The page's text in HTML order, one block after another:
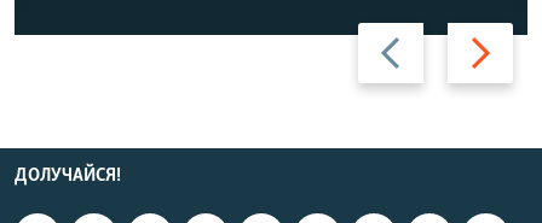
Назад Вперед
ДОЛУЧАЙСЯ!